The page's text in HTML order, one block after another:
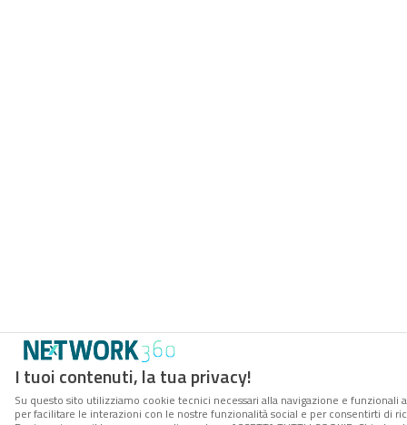
I tuoi contenuti, la tua privacy!
Su questo sito utilizziamo cookie tecnici necessari alla navigazione e
per facilitare le interazioni con le nostre funzionalità social e per consentirti di